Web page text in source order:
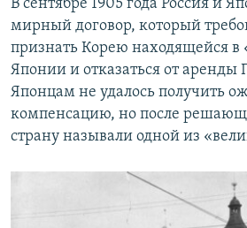
В сентябре 1905 года Россия и
мирный договор, который
признать Корею находящейся в
Японии и отказаться от аренды
Японцам не удалось получить
компенсацию, но после
страну называли одной из